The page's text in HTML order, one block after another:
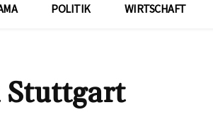
POLITIK WIRTSCHAFT
Stuttgart